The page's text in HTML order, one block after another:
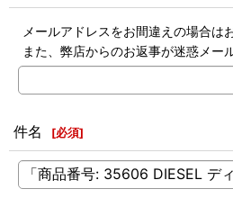
メールアドレスをお間違えの場合は
また、弊店からのお返事が迷惑メー
件名 [必須]